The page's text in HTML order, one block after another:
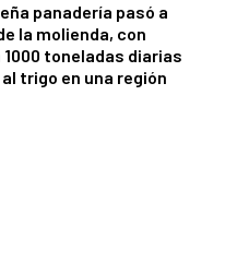
panadería pasó a
la molienda, con
toneladas diarias
trigo en una región